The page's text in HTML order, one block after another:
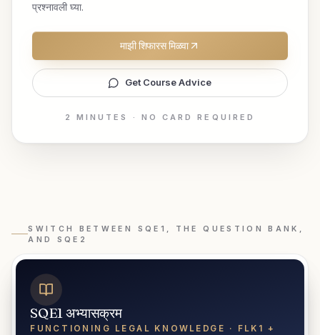
प्रश्नावली घ्या.
माझी शिफारस मिळवा
Get Course Advice
2 MINUTES · NO CARD REQUIRED
SWITCH BETWEEN SQE1, THE QUESTION BANK,
AND SQE2
SQE1 अभ्यासक्रम
FUNCTIONING LEGAL KNOWLEDGE · FLK1 +